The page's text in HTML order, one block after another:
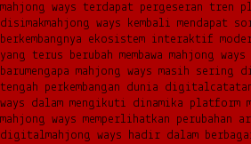
mahjong ways terdapat pergeseran tren
disimakmahjong ways kembali mendapat
berkembangnya ekosistem interaktif
yang terus berubah membawa mahjong
barumengapa mahjong ways masih sering
tengah perkembangan dunia digital
ways dalam mengikuti dinamika platform
mahjong ways memperlihatkan perubahan
digitalmahjong ways hadir dalam